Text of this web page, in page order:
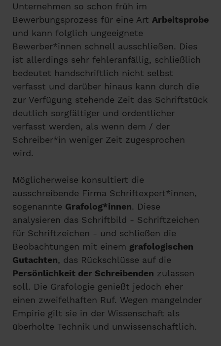
Unternehmen so schon früh im
Bewerbungsprozess für eine Art Arbeitsprobe
und kann folglich ungeeignete
Bewerber*innen schnell ausschließen. Dies
ist allerdings sehr fehleranfällig, schließlich
bedeutet handschriftlich nicht selbst
verfasst und darüber hinaus kann durch die
zur Verfügung stehende Zeit das Schriftstück
deutlich sorgfältiger und ordentlicher
verfasst werden, als wenn dem / der
Schreiber*in weniger Zeit zugesprochen
wird.
Möglicherweise konsultiert die
ausschreibende Firma Schriftexpert*innen,
sogenannte Grafolog*innen. Diese
analysieren das Schriftbild - Schriftzeichen
für Schriftzeichen - und schließen die
Beobachtungen mit einem grafologischen
Gutachten, das Rückschlüsse auf die
Persönlichkeit der Schreibenden zulassen
soll. Die Grafologie genießt jedoch eher
einen zweifelhaften Ruf. Wegen mangelnder
Empirie gilt sie in der Wissenschaft als
überholte Technik und unwissenschaftlich.